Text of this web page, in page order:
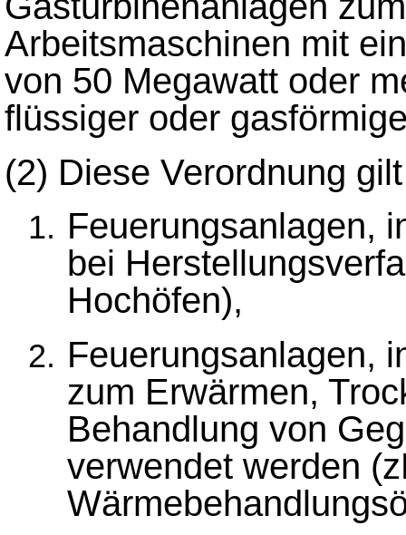
Arbeitsmaschinen mit
von 50 Megawatt oder
flüssiger oder
(2) Diese Verordnung
Feuerungsanlagen,
bei
Hochöfen),
Feuerungsanlagen,
zum Erwärmen,
Behandlung von
verwendet werden